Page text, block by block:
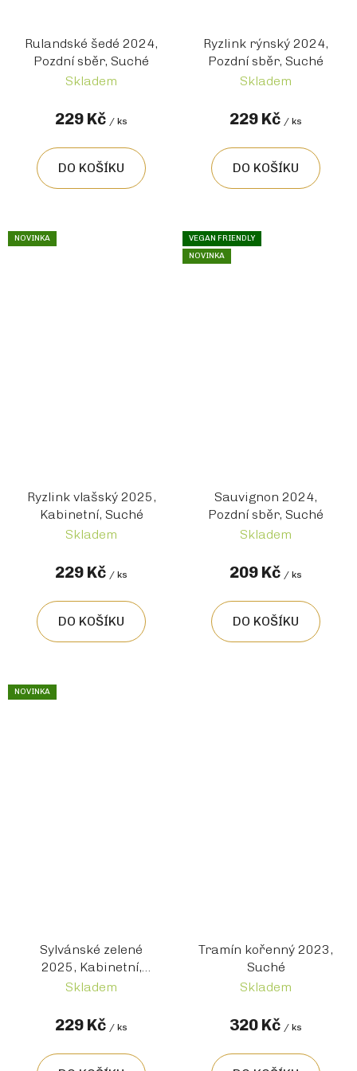
Rulandské šedé 2024,
Pozdní sběr, Suché
Skladem
229 Kč / ks
DO KOŠÍKU
Ryzlink rýnský 2024,
Pozdní sběr, Suché
Skladem
229 Kč / ks
DO KOŠÍKU
NOVINKA
Ryzlink vlašský 2025,
Kabinetní, Suché
Skladem
229 Kč / ks
DO KOŠÍKU
VEGAN FRIENDLY
NOVINKA
Sauvignon 2024,
Pozdní sběr, Suché
Skladem
209 Kč / ks
DO KOŠÍKU
NOVINKA
Sylvánské zelené
2025, Kabinetní,
Suché
Skladem
229 Kč / ks
Tramín kořenný 2023,
Suché
Skladem
320 Kč / ks